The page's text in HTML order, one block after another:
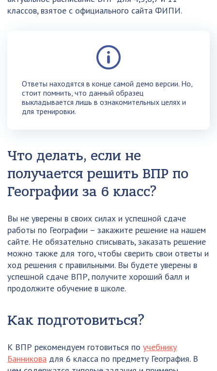
классов, взятое с официального сайта ФИПИ.
Ответы находятся в конце самой демо версии. Но,
стоит помнить, что данный образец
выкладывается лишь в ознакомительных целях и
для тренировки.
Что делать, если не
получается решить ВПР по
Географии за 6 класс?
Вы не уверены в своих силах и успешной сдаче
работы по Географии – закажите решение на нашем
сайте. Не обязательно списывать, заказать решение
можно также для того, чтобы сверить свои ответы и
ход решения с правильными. Вы будете уверены в
успешной сдаче ВПР, получите хороший балл и
продолжите обучение в школе.
Как подготовиться?
К ВПР рекомендуем готовиться по учебнику
Банникова для 6 класса по предмету География. В